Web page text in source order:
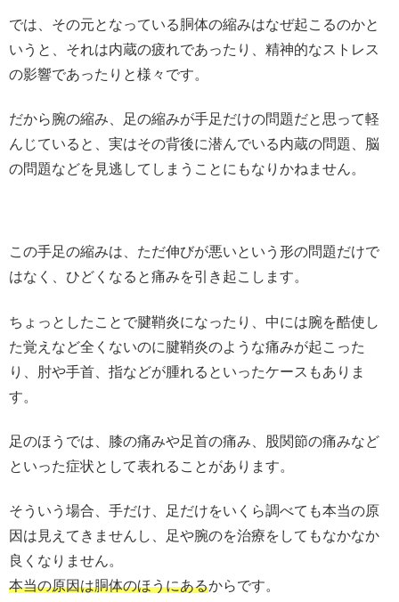
では、その元となっている胴体の縮みはなぜ起こるのかと
いうと、それは内蔵の疲れであったり、精神的なストレス
の影響であったりと様々です。
だから腕の縮み、足の縮みが手足だけの問題だと思って軽
んじていると、実はその背後に潜んでいる内蔵の問題、脳
の問題などを見逃してしまうことにもなりかねません。
この手足の縮みは、ただ伸びが悪いという形の問題だけで
はなく、ひどくなると痛みを引き起こします。
ちょっとしたことで腱鞘炎になったり、中には腕を酷使し
た覚えなど全くないのに腱鞘炎のような痛みが起こった
り、肘や手首、指などが腫れるといったケースもありま
す。
足のほうでは、膝の痛みや足首の痛み、股関節の痛みなど
といった症状として表れることがあります。
そういう場合、手だけ、足だけをいくら調べても本当の原
因は見えてきませんし、足や腕のを治療をしてもなかなか
良くなりません。
本当の原因は胴体のほうにあるからです。